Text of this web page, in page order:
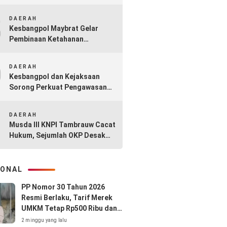
DAERAH
Kesbangpol Maybrat Gelar
Pembinaan Ketahanan
DAERAH
Kesbangpol dan Kejaksaan
Sorong Perkuat Pengawasan
DAERAH
Musda III KNPI Tambrauw Cacat
Hukum, Sejumlah OKP Desak
PP Nomor 30 Tahun 2026
Resmi Berlaku, Tarif Merek
UMKM Tetap Rp500 Ribu dan
Hak Cipta Lagu Gratis
2 minggu yang lalu